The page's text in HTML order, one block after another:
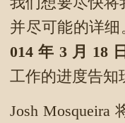
并尽可能的详
014 年 3 月 18
工作的进度告知
Josh Mosqueira